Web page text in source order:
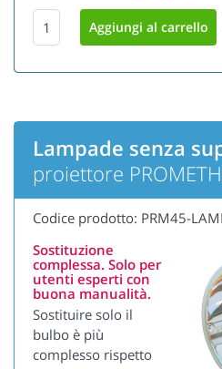
Lampade senza
proiettore
Codice prodotto: PRM45-
Sostituzione
complessa. Solo per
utenti esperti con
buona manualità.
Sostituire solo il
bulbo è più
complesso rispetto